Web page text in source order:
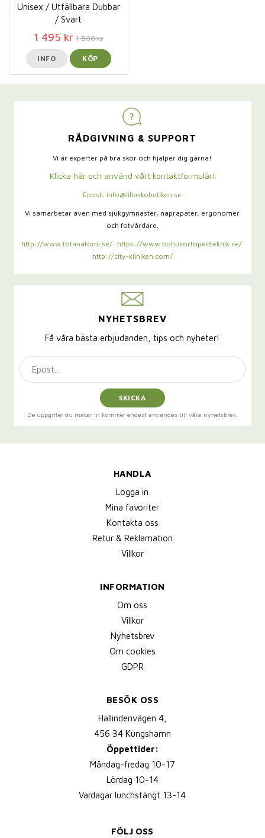
Unisex / Utfällbara Dubbar
/ Svart
1 495 kr 1 800 kr
INFO KÖP
RÅDGIVNING & SUPPORT
Vi är experter på bra skor och hjälper dig gärna!
Klicka här och använd vårt kontaktformulär!
Epost: info@lillaskobutiken.se
Vi samarbetar även med sjukgymnaster, naprapater, ergonomer
och fotvårdare.
http://www.fotanatomi.se/
https://www.bohusortopedteknik.se/
http://city-kliniken.com/
NYHETSBREV
Få våra bästa erbjudanden, tips och nyheter!
SKICKA
De uppgifter du matar in kommer endast användas till våra nyhetsbrev.
HANDLA
Logga in
Mina favoriter
Kontakta oss
Retur & Reklamation
Villkor
INFORMATION
Om oss
Villkor
Nyhetsbrev
Om cookies
GDPR
BESÖK OSS
Hallindenvägen 4,
456 34 Kungshamn
Öppettider:
Måndag-fredag 10-17
Lördag 10-14
Vardagar lunchstängt 13-14
FÖLJ OSS